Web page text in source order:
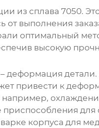
из сплава 7050.
от выполнения
оптимальный
высокую
деформация
привести к
для
корпуса для